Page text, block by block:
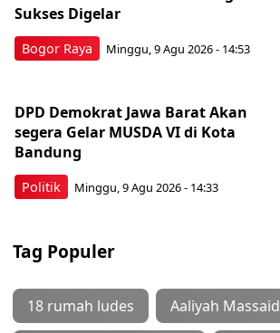
Bogor Raya
Sukses Digelar
Minggu, 9 Agu 2026 - 14:53
Politik
DPD Demokrat Jawa Barat Akan
segera Gelar MUSDA VI di Kota
Bandung
Minggu, 9 Agu 2026 - 14:33
Tag Populer
18 rumah ludes Aaliyah Massaid